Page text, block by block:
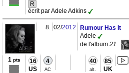
R
écrit par Adele Adkins
8. 02/2012
Rumour Has It
Adele
de l'album 21
1pts 16
US
4
AC
40
alt.
85
UK